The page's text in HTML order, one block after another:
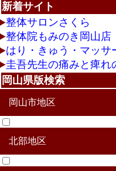
新着サイト
整体サロンさくら
整体院もみのき岡山店
はり・きゅう・マッ
圭吾先生の痛みと痺れ
岡山県版検索
岡山市地区
北区
中区
東区
南区
北部地区